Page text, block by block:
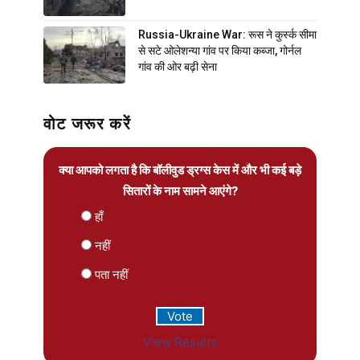
Russia-Ukraine War: रूस ने कुर्स्क सीमा
से सटे ओलेशन्या गांव पर किया कब्जा, गोर्नल
गांव की ओर बढ़ी सेना
वोट जरूर करें
क्या आपको लगता है कि बॉलीवुड ड्रग्स केस में और भी कई बड़े
सितारों के नाम सामने आएंगे?
हाँ
नहीं
पता नहीं
View Results